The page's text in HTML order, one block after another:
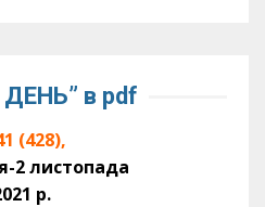
ДЕНЬ” в pdf
(428),
2 листопада
р.